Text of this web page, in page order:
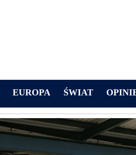
EUROPA ŚWIAT